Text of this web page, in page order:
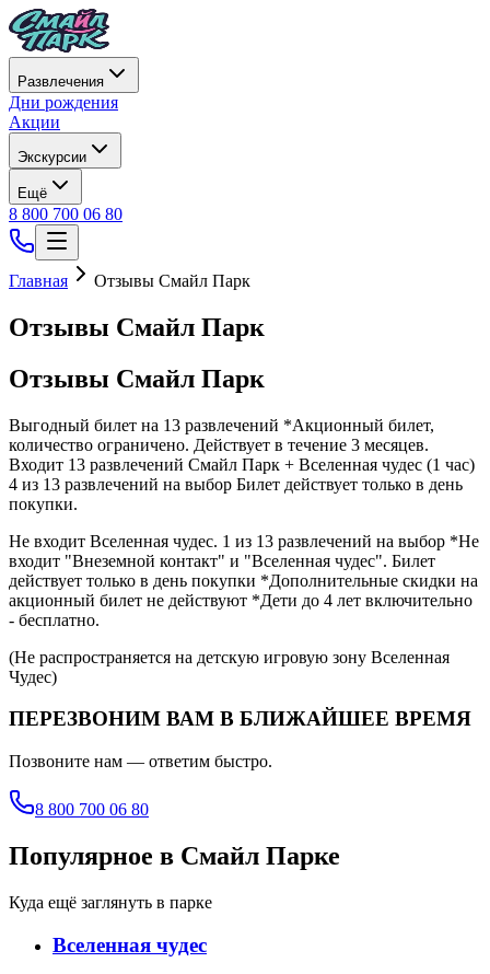
Развлечения
Дни рождения
Акции
Экскурсии
Ещё
8 800 700 06 80
Главная Отзывы Смайл Парк
Отзывы Смайл Парк
Отзывы Смайл Парк
Выгодный билет на 13 развлечений *Акционный билет,
количество ограничено. Действует в течение 3 месяцев.
Входит 13 развлечений Смайл Парк + Вселенная чудес (1 час)
4 из 13 развлечений на выбор Билет действует только в день
покупки.
Не входит Вселенная чудес. 1 из 13 развлечений на выбор *Не
входит "Внеземной контакт" и "Вселенная чудес". Билет
действует только в день покупки *Дополнительные скидки на
акционный билет не действуют *Дети до 4 лет включительно
- бесплатно.
(Не распространяется на детскую игровую зону Вселенная
Чудес)
ПЕРЕЗВОНИМ ВАМ В БЛИЖАЙШЕЕ ВРЕМЯ
Позвоните нам — ответим быстро.
8 800 700 06 80
Популярное в Смайл Парке
Куда ещё заглянуть в парке
Вселенная чудес